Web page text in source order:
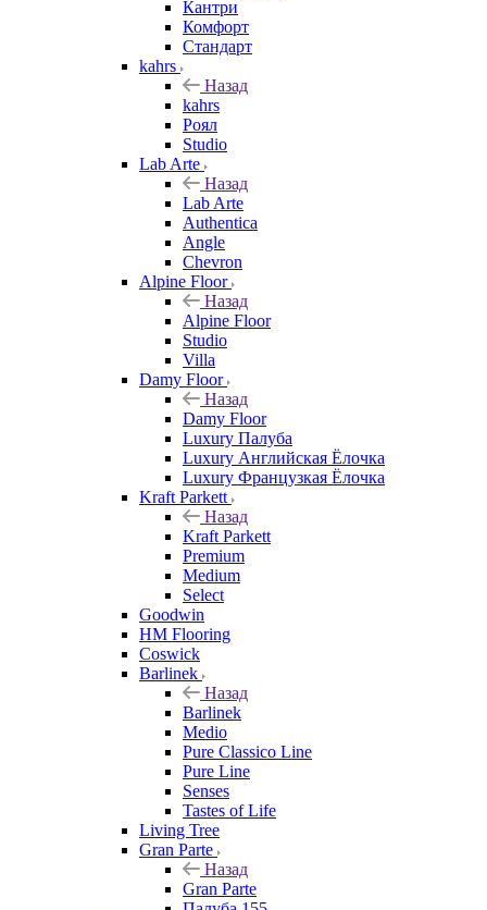
Кантри
Комфорт
Стандарт
kahrs
Назад
kahrs
Роял
Studio
Lab Arte
Назад
Lab Arte
Authentica
Angle
Chevron
Alpine Floor
Назад
Alpine Floor
Studio
Villa
Damy Floor
Назад
Damy Floor
Luxury Палуба
Luxury Английская Ёлочка
Luxury Французкая Ёлочка
Kraft Parkett
Назад
Kraft Parkett
Premium
Medium
Select
Goodwin
HM Flooring
Coswick
Barlinek
Назад
Barlinek
Medio
Pure Classico Line
Pure Line
Senses
Tastes of Life
Living Tree
Gran Parte
Назад
Gran Parte